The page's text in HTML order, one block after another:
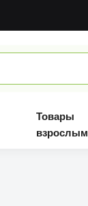
Товары
взрослым